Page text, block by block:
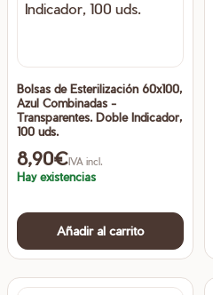
Bolsas de Esterilización 60x100,
Azul Combinadas -
Transparentes. Doble Indicador,
100 uds.
8,90€IVA incl.
Hay existencias
Añadir al carrito